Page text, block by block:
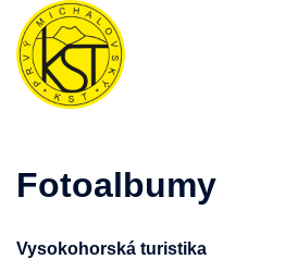
Preskočiť
obsah
Fotoalbumy
Vysokohorská turistika